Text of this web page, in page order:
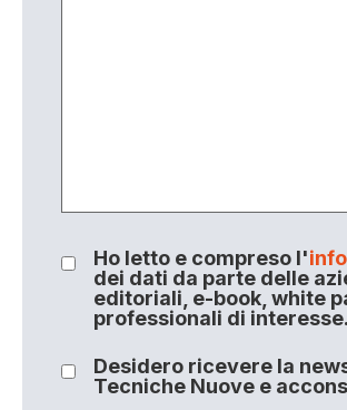
Ho letto e compreso l'
dei dati da parte delle
editoriali, e-book, white
professionali di interesse.
Desidero ricevere la
Tecniche Nuove e